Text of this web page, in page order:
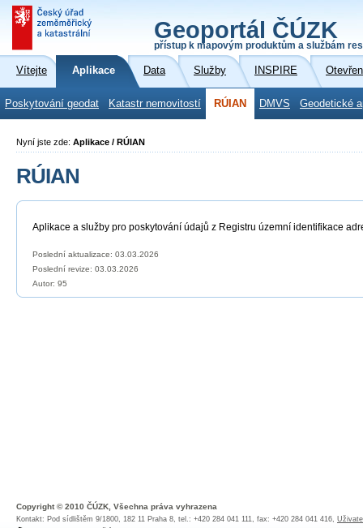
Geoportál ČÚZK
přístup k mapovým produktům a službám
Vítejte Aplikace Data Služby INSPIRE
Poskytování geodat Katastr nemovitostí RÚIAN DMVS Geodetické
Nyní jste zde: Aplikace / RÚIAN
RÚIAN
Aplikace a služby pro poskytování údajů z Registru územní identifikace
Poslední aktualizace: 03.03.2026
Poslední revize: 03.03.2026
Autor: 95
Copyright © 2010 ČÚZK, Všechna práva vyhrazena
Kontakt: Pod sídlištěm 9/1800, 182 11 Praha 8, tel.: +420 284 041 111, fax: +420 284 041 416,